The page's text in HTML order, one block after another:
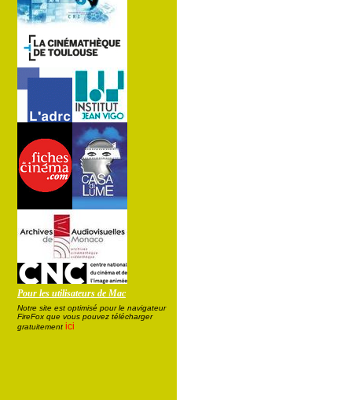
Pour les utilisateurs de Mac
Notre site est optimisé pour le navigateur
FireFox que vous pouvez télécharger
gratuitement ici